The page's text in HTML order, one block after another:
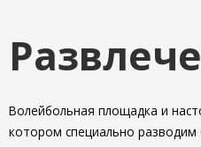
Волейбольная площадка и
котором специально разводим